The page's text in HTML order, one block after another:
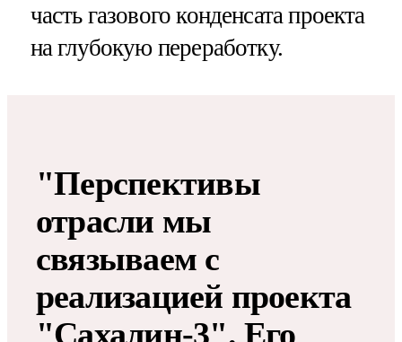
часть газового конденсата проекта
на глубокую переработку.
"Перспективы
отрасли мы
связываем с
реализацией проекта
"Сахалин-3". Его